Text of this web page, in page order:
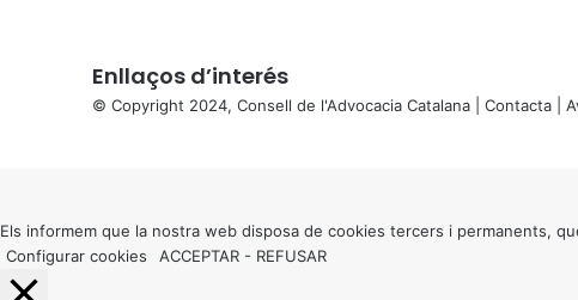
Enllaços d’interés
© Copyright 2024, Consell de l'Advocacia Catalana | Contacta
button
Els informem que la nostra web disposa de cookies tercers i permanents,
Configurar cookies
ACCEPTAR - REFUSAR